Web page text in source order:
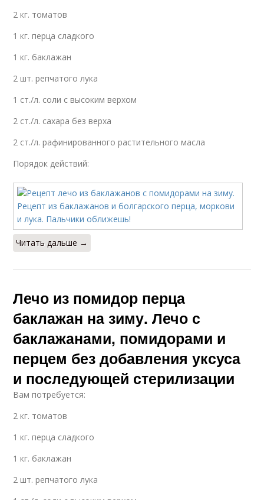
2 кг. томатов
1 кг. перца сладкого
1 кг. баклажан
2 шт. репчатого лука
1 ст./л. соли с высоким верхом
2 ст./л. сахара без верха
2 ст./л. рафинированного растительного масла
Порядок действий:
Читать дальше →
Лечо из помидор перца
баклажан на зиму. Лечо с
баклажанами, помидорами и
перцем без добавления уксуса
и последующей стерилизации
Вам потребуется:
2 кг. томатов
1 кг. перца сладкого
1 кг. баклажан
2 шт. репчатого лука